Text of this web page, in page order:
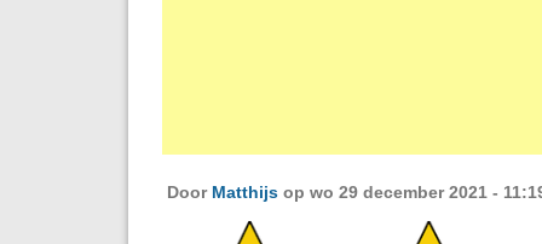
Door Matthijsop wo 29 december 2021 -